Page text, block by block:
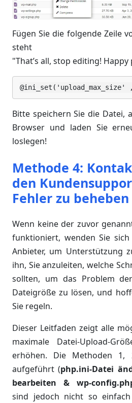
Fügen Sie die folgende Zeile
steht
"That’s all, stop editing!
Bitte speichern Sie die Datei,
Browser und laden Sie
loslegen!
Methode 4:
den
Fehler zu beheben
Wenn keine der zuvor
funktioniert, wenden Sie
Anbieter, um Unterstützung
ihn, Sie anzuleiten, welche
sollten, um das Problem
Dateigröße zu lösen, und
Sie regeln.
Dieser Leitfaden zeigt alle
maximale Datei-Upload-
erhöhen. Die Methoden
aufgeführt (php.ini-Datei
bearbeiten & wp-
sind jedoch nicht so